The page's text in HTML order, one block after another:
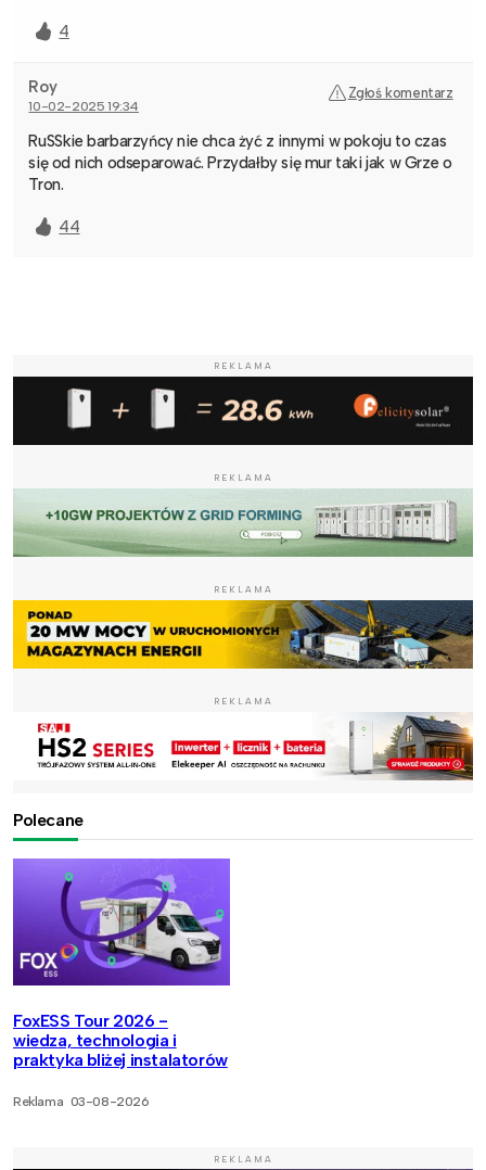
4
Roy
10-02-2025 19:34
Zgłoś komentarz
RuSSkie barbarzyńcy nie chca żyć z innymi w pokoju to czas
się od nich odseparować. Przydałby się mur taki jak w Grze o
Tron.
44
REKLAMA
REKLAMA
REKLAMA
REKLAMA
Polecane
FoxESS Tour 2026 -
wiedza, technologia i
praktyka bliżej instalatorów
Reklama 03-08-2026
REKLAMA